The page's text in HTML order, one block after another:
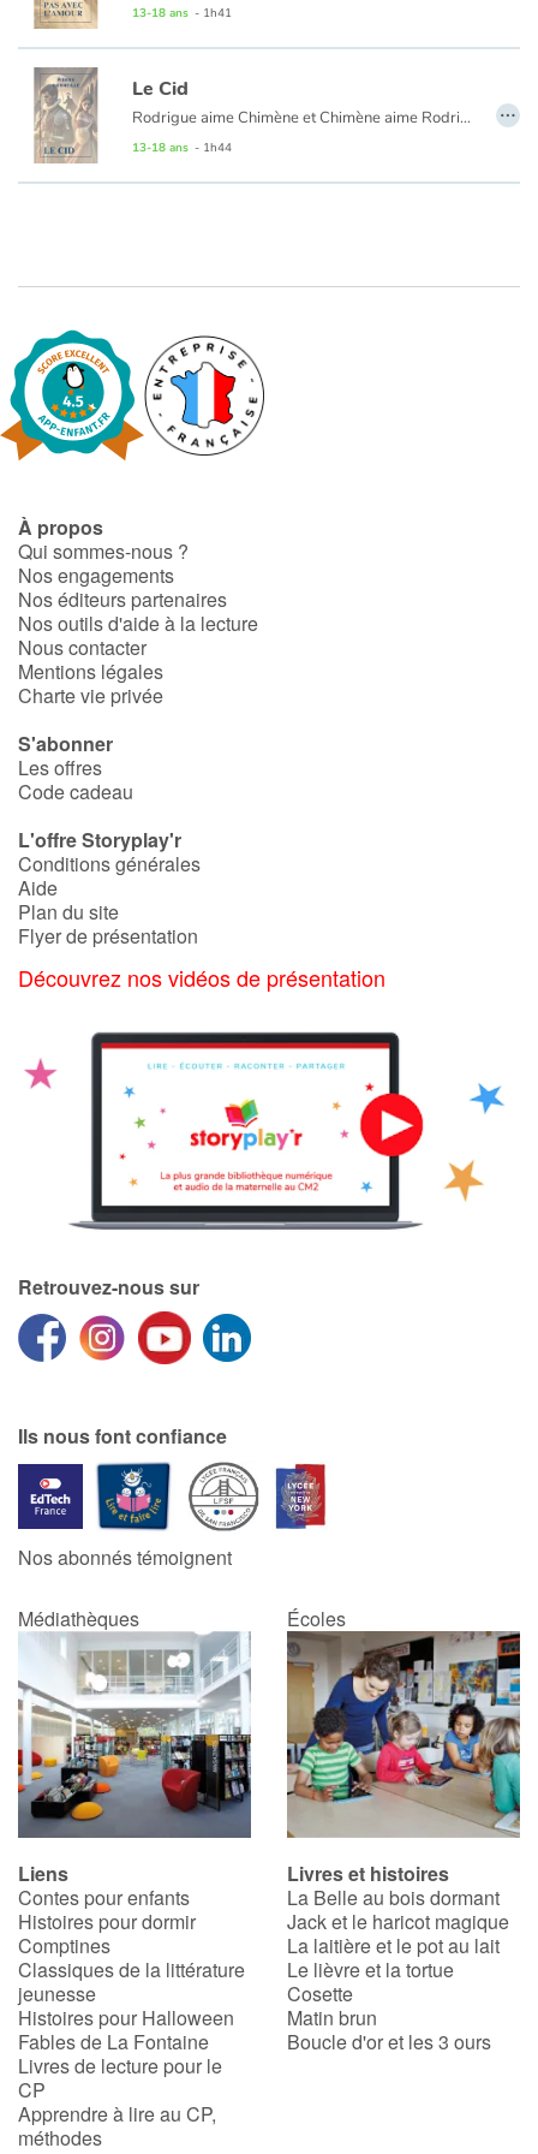
Catalogue anglais
Contraste +
Accueil
Famille
Écoles
Médiathèques
Vidéos & Tutoriaux
Blog
Actualités
Rencontres et témoignages
Contes d'ici et d'ailleurs
Autour de la lecture
Activités et ateliers
Apprendre les langues
Dyslexie, troubles de la lecture
Les plus lus
Coups de coeur
13-18 ans - 1h41
Le Cid
Rodrigue aime Chimène et Chimène aime Rodrigue. Mais un conflit oppose leurs deux pères. Qui de l'amour ou de l'honneur triomphera ?
13-18 ans - 1h44
…
À propos
Qui sommes-nous ?
Nos engagements
Nos éditeurs partenaires
Nos outils d'aide à la lecture
Nous contacter
Mentions légales
Charte vie privée
S'abonner
Les offres
Code cadeau
L'offre Storyplay'r
Conditions générales
Aide
Plan du site
Flyer de présentation
Découvrez nos vidéos de présentation
Retrouvez-nous sur
Ils nous font confiance
Nos abonnés témoignent
Médiathèques Écoles
Liens
Contes pour enfants
Histoires pour dormir
Comptines
Classiques de la littérature
jeunesse
Histoires pour Halloween
Fables de La Fontaine
Livres de lecture pour le
CP
Apprendre à lire au CP,
méthodes
Livres et histoires
La Belle au bois dormant
Jack et le haricot magique
La laitière et le pot au lait
Le lièvre et la tortue
Cosette
Matin brun
Boucle d'or et les 3 ours